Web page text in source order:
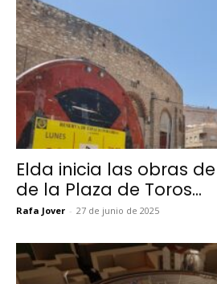
Elda inicia las obras
de la Plaza de Toros...
Rafa Jover - 27 de junio de 2025